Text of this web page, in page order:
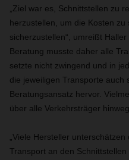
„Ziel war es, Schnittstellen zu
herzustellen, um die Kosten
sicherzustellen“, umreißt
Beratung musste daher alle
setzte nicht zwingend und in
die jeweiligen Transporte auch
Beratungsansatz hervor.
über alle Verkehrsträger
„Viele Hersteller
Transport an den